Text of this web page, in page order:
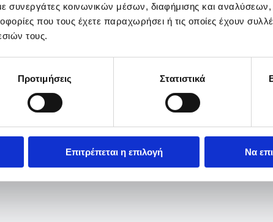
συνεργάτες κοινωνικών μέσων, διαφήμισης και αναλύσεων,
που τους έχετε παραχωρήσει ή τις οποίες έχουν
τους.
Προτιμήσεις Στατιστικά
Επιτρέπεται η επιλογή Να